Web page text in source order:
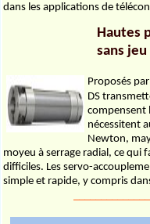
dans les applications de
Hautes
sans
Proposés
DS
compensent
nécessitent
Newton,
moyeu à serrage radial, ce qui
difficiles. Les servo-
simple et rapide, y compris